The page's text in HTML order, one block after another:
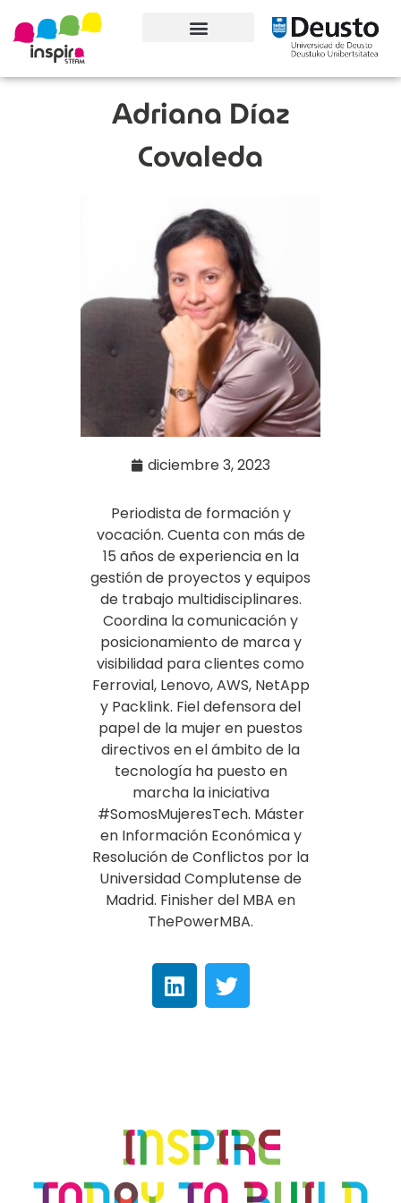
Adriana Díaz
Covaleda
diciembre 3, 2023
Periodista de formación y
vocación. Cuenta con más de
15 años de experiencia en la
gestión de proyectos y equipos
de trabajo multidisciplinares.
Coordina la comunicación y
posicionamiento de marca y
visibilidad para clientes como
Ferrovial, Lenovo, AWS, NetApp
y Packlink. Fiel defensora del
papel de la mujer en puestos
directivos en el ámbito de la
tecnología ha puesto en
marcha la iniciativa
#SomosMujeresTech. ​Máster
en Información Económica y
Resolución de Conflictos por la
Universidad Complutense de
Madrid. Finisher del MBA en
ThePowerMBA.